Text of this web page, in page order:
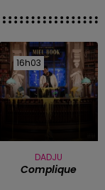
16h03
16h03
DADJU
Complique